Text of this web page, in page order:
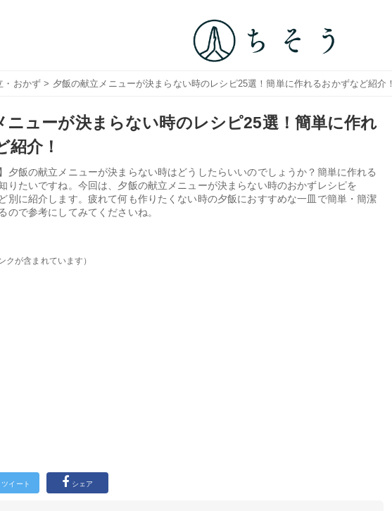
・おかず > 夕飯の献立メニューが決まらない時のレシピ25選！簡単に作れるおかずなど紹介！
ニューが決まらない時のレシピ25選！簡単に作れ
紹介！
夕飯の献立メニューが決まらない時はどうしたらいいのでしょうか？簡単に作れる
りたいですね。今回は、夕飯の献立メニューが決まらない時のおかずレシピを
別に紹介します。疲れて何も作りたくない時の夕飯におすすめな一皿で簡単・簡潔
ので参考にしてみてくださいね。
クが含まれています）
ツイート シェア